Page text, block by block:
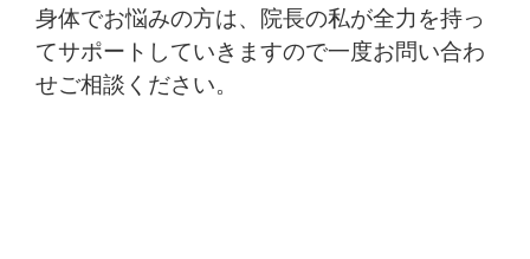
身体でお悩みの方は、院長の私が全力を持っ
てサポートしていきますので一度お問い合わ
せご相談ください。